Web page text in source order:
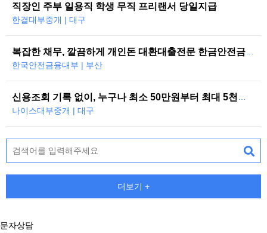
직장인 주부 일용직 학생 무직 프리랜서 당일지급
한결대부중개 | 대구
한국안전금융대부 | 부산
나이스대부중개 | 대구
더보기 +
문자상담